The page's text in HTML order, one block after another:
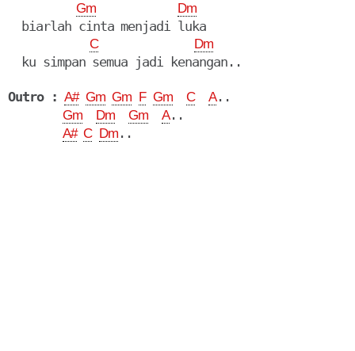
Gm Dm
  biarlah cinta menjadi luka
C Dm
  ku simpan semua jadi kenangan..
Outro : A# Gm Gm F Gm C A..
Gm Dm Gm A..
A# C Dm